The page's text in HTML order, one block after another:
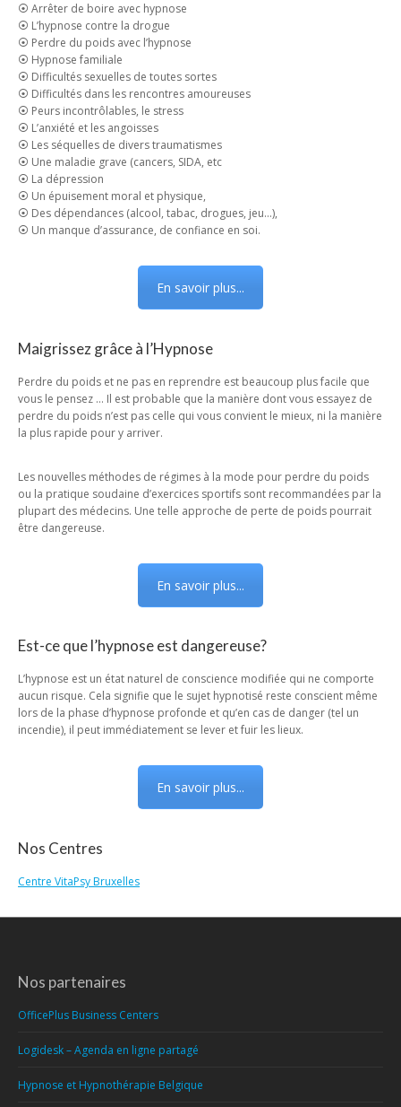
⦿ Arrêter de boire avec hypnose
⦿ L’hypnose contre la drogue
⦿ Perdre du poids avec l’hypnose
⦿ Hypnose familiale
⦿ Difficultés sexuelles de toutes sortes
⦿ Difficultés dans les rencontres amoureuses
⦿ Peurs incontrôlables, le stress
⦿ L’anxiété et les angoisses
⦿ Les séquelles de divers traumatismes
⦿ Une maladie grave (cancers, SIDA, etc
⦿ La dépression
⦿ Un épuisement moral et physique,
⦿ Des dépendances (alcool, tabac, drogues, jeu…),
⦿ Un manque d’assurance, de confiance en soi.
En savoir plus...
Maigrissez grâce à l’Hypnose
Perdre du poids et ne pas en reprendre est beaucoup plus facile que
vous le pensez … Il est probable que la manière dont vous essayez de
perdre du poids n’est pas celle qui vous convient le mieux, ni la manière
la plus rapide pour y arriver.
Les nouvelles méthodes de régimes à la mode pour perdre du poids
ou la pratique soudaine d’exercices sportifs sont recommandées par la
plupart des médecins. Une telle approche de perte de poids pourrait
être dangereuse.
En savoir plus...
Est-ce que l’hypnose est dangereuse?
L’hypnose est un état naturel de conscience modifiée qui ne comporte
aucun risque. Cela signifie que le sujet hypnotisé reste conscient même
lors de la phase d’hypnose profonde et qu’en cas de danger (tel un
incendie), il peut immédiatement se lever et fuir les lieux.
En savoir plus...
Nos Centres
Centre VitaPsy Bruxelles
Nos partenaires
OfficePlus Business Centers
Logidesk – Agenda en ligne partagé
Hypnose et Hypnothérapie Belgique